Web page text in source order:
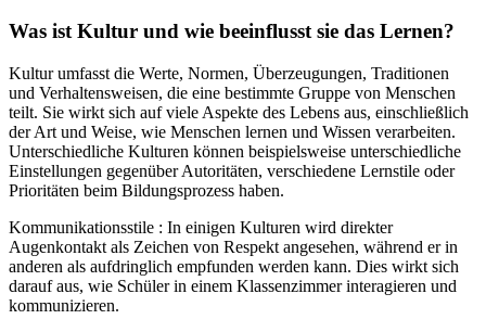
Was ist Kultur und wie beeinflusst sie das Lernen?
Kultur umfasst die Werte, Normen, Überzeugungen, Traditionen
und Verhaltensweisen, die eine bestimmte Gruppe von Menschen
teilt. Sie wirkt sich auf viele Aspekte des Lebens aus, einschließlich
der Art und Weise, wie Menschen lernen und Wissen verarbeiten.
Unterschiedliche Kulturen können beispielsweise unterschiedliche
Einstellungen gegenüber Autoritäten, verschiedene Lernstile oder
Prioritäten beim Bildungsprozess haben.
Kommunikationsstile : In einigen Kulturen wird direkter
Augenkontakt als Zeichen von Respekt angesehen, während er in
anderen als aufdringlich empfunden werden kann. Dies wirkt sich
darauf aus, wie Schüler in einem Klassenzimmer interagieren und
kommunizieren.